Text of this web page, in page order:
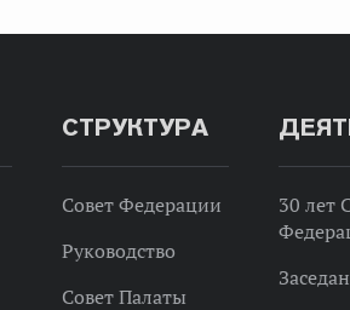
СТРУКТУРА
Совет Федерации
Руководство
Совет Палаты
30 лет